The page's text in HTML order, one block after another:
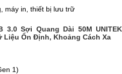
máy in, thiết bị lưu trữ
3.0 Sợi Quang Dài 50M UNITEK
Liệu Ổn Định, Khoảng Cách Xa
1)